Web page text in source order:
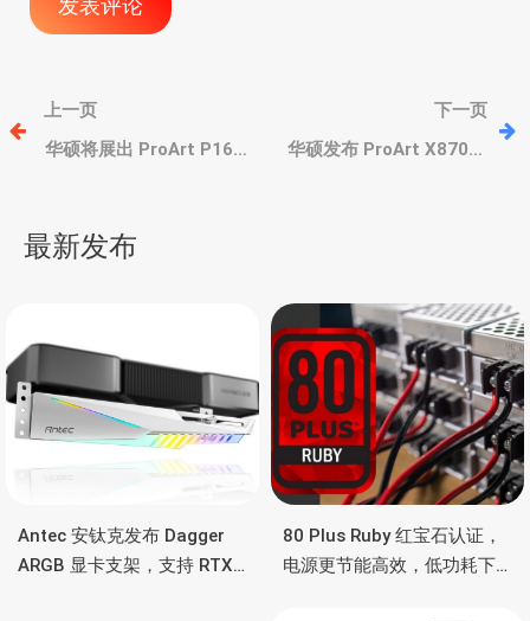
文
章
航
上一页
华硕将展出 ProArt P16、
下一页
华硕发布 ProArt X870E-
最新发布
Antec 安钛克发布 Dagger
ARGB 显卡支架，支持 RTX
80 Plus Ruby 红宝石认证，
电源更节能高效，低功耗下